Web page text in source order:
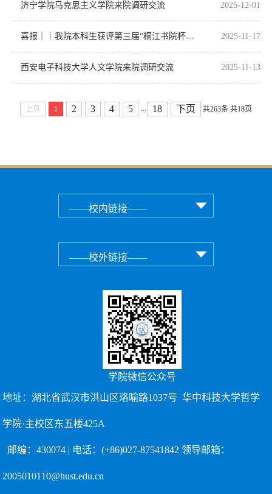
济宁学院马克思主义学院来院调研交流 2025-12-01
喜报｜｜我院本科生获评第三届“桐江书院杯”全国大学生儒学文化征文活动三等奖 2025-11-17
西安电子科技大学人文学院来院调研交流 2025-11-13
上页 1 2 3 4 5 ... 18 下页 共263条 共18页
学院微信公众号
地址：湖北省武汉市洪山区珞喻路1037号 华中科技大学哲学
学院·主校区东五楼425A
邮编：430074 | 电话：(+86)027-87541842 领导邮箱：
2005010110@hust.edu.cn